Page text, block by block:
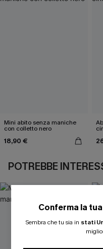
Mini abito senza maniche
con colletto nero
18,90 €
POTREBBE
Conferma la
Sembra che tu sia in stati
ISCRIVITI